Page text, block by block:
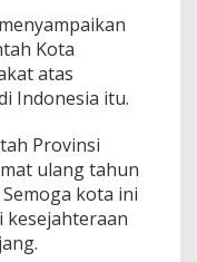
Kota
atas
Indonesia itu.
Provinsi
ulang tahun
kota ini
kesejahteraan